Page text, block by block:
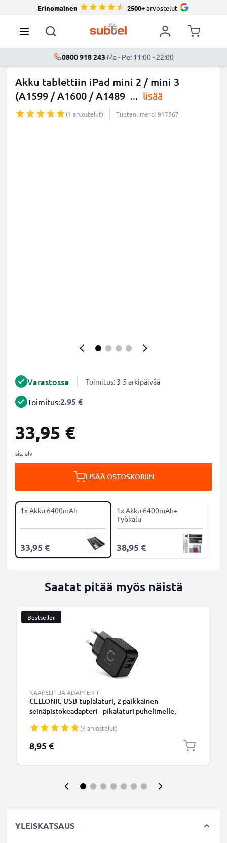
Erinomainen 2500+arvostelut
0800 918 243·Ma - Pe: 11:00 - 22:00
Akku tablettiin iPad mini 2 / mini 3
(A1599 / A1600 / A1489 ... lisää
(1 arvostelut) Tuotenumero: 917567
Varastossa Toimitus: 3-5 arkipäivää
Toimitus:2.95 €
33,95 €
sis. alv
LISÄÄ OSTOSKORIIN
1x Akku 6400mAh
33,95 €
1x Akku 6400mAh+
Työkalu
38,95 €
Saatat pitää myös näistä
Bestseller
KAAPELIT JA ADAPTERIT
CELLONIC USB-tuplalaturi, 2 paikkainen
seinäpistokeadapteri - pikalaturi puhelimelle,
adapteri
(6 arvostelut)
8,95 €
YLEISKATSAUS